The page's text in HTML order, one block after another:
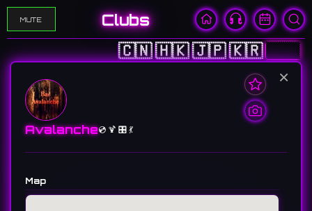
MUTE Clubs
🇨🇳🇭🇰🇯🇵🇰🇷🇺🇸
×
Avalanche💿 🍹 🎛️ 💃
Map